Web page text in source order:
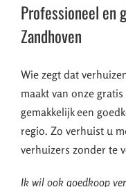
Professioneel en
Zandhoven
Wie zegt dat
maakt van onze
gemakkelijk een
regio. Zo verhuist u
verhuizers zonder te
Ik wil ook goedkoop